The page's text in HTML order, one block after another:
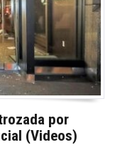
por
(Videos)